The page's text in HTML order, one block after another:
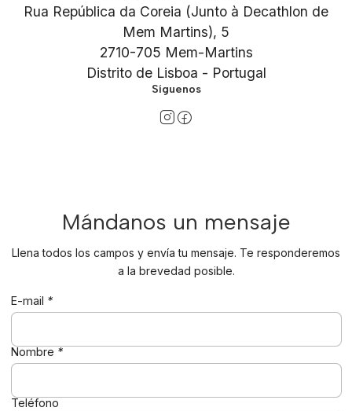
Rua República da Coreia (Junto à Decathlon de
Mem Martins), 5
2710-705 Mem-Martins
Distrito de Lisboa - Portugal
Síguenos
Mándanos un mensaje
Llena todos los campos y envía tu mensaje. Te responderemos
a la brevedad posible.
E-mail *
Nombre *
Teléfono